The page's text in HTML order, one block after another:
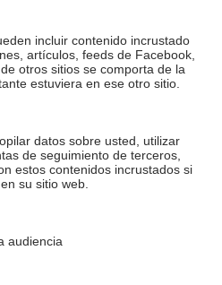
incluir contenido incrustado
artículos, feeds de Facebook,
otros sitios se comporta de la
estuviera en ese otro sitio.
datos sobre usted, utilizar
de seguimiento de terceros,
estos contenidos incrustados si
su sitio web.
audiencia